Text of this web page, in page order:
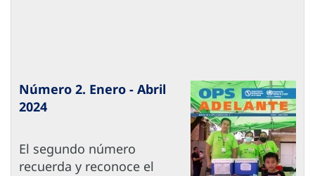
Número 2. Enero - Abril
2024
El segundo número
recuerda y reconoce el